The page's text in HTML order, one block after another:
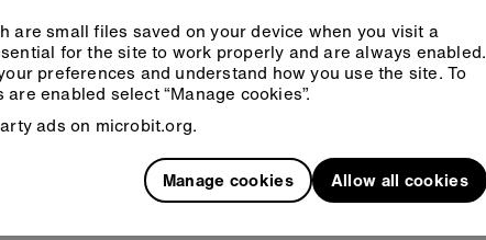
are small files saved on your device when you visit a
for the site to work properly and are always enabled.
preferences and understand how you use the site. To
enabled select “Manage cookies”.
ads on microbit.org.
Manage cookies Allow all cookies